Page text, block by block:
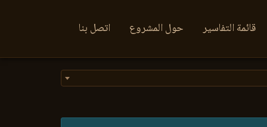
قائمة التفاسير حول المشروع اتصل بنا